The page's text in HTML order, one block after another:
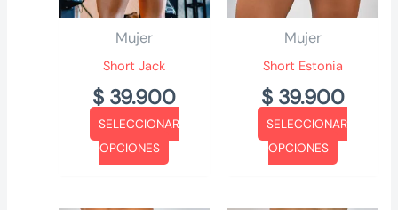
Mujer
Short Jack
$ 39.900
SELECCIONAR
OPCIONES
Mujer
Short Estonia
$39.900
SELECCIONAR
OPCIONES